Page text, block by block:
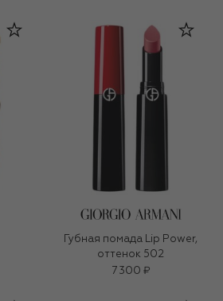
Губная помада Lip Power,
оттенок 502
7 300 ₽